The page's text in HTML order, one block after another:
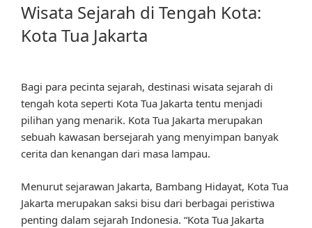
Wisata Sejarah di Tengah Kota:
Kota Tua Jakarta
Bagi para pecinta sejarah, destinasi wisata sejarah di
tengah kota seperti Kota Tua Jakarta tentu menjadi
pilihan yang menarik. Kota Tua Jakarta merupakan
sebuah kawasan bersejarah yang menyimpan banyak
cerita dan kenangan dari masa lampau.
Menurut sejarawan Jakarta, Bambang Hidayat, Kota Tua
Jakarta merupakan saksi bisu dari berbagai peristiwa
penting dalam sejarah Indonesia. “Kota Tua Jakarta